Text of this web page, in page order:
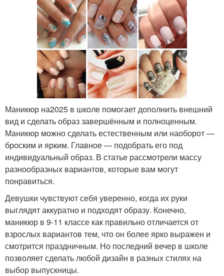
Маникюр на2025 в школе помогает дополнить внешний
вид и сделать образ завершённым и полноценным.
Маникюр можно сделать естественным или наоборот —
броским и ярким. Главное — подобрать его под
индивидуальный образ. В статье рассмотрели массу
разнообразных вариантов, которые вам могут
понравиться.
Девушки чувствуют себя уверенно, когда их руки
выглядят аккуратно и подходят образу. Конечно,
маникюр в 9-11 классе как правильно отличается от
взрослых вариантов тем, что он более ярко выражен и
смотрится праздничным. Но последний вечер в школе
позволяет сделать любой дизайн в разных стилях на
выбор выпускницы.